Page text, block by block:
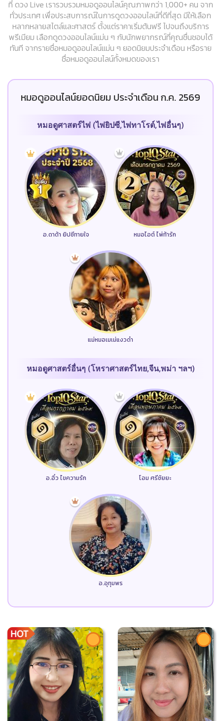
ที่ ดวง Live เรารวบรวมหมอดูออนไลน์คุณภาพกว่า 1,000+ คน จาก
ทั่วประเทศ เพื่อประสบการณ์ในการดูดวงออนไลน์ที่ดีที่สุด มีให้เลือก
หลากหลายสไตล์และศาสตร์ ตั้งแต่ราคาเริ่มต้นฟรี ไปจนถึงบริการ
พรีเมียม เลือกดูดวงออนไลน์แม่น ๆ กับนักพยากรณ์ที่คุณชื่นชอบได้
ทันที จากรายชื่อหมอดูออนไลน์แม่น ๆ ยอดนิยมประจำเดือน หรือราย
ชื่อหมอดูออนไลน์ทั้งหมดของเรา
หมอดูออนไลน์ยอดนิยม ประจำเดือน ก.ค. 2569
หมอดูศาสตร์ไพ่ (ไพ่ยิปซี,ไพ่ทาโรต์,ไพ่อื่นๆ)
อ.ดาด้า ยิปซีทายใจ หมอไอต์ ไพ่ท้ารัก
แม่หมอเมเม่แงวดำ
หมอดูศาสตร์อื่นๆ (โหราศาสตร์ไทย,จีน,พม่า ฯลฯ)
อ.อิ๋ว ไขความรัก โอม ศรีชัยยะ
อ.อุทุมพร